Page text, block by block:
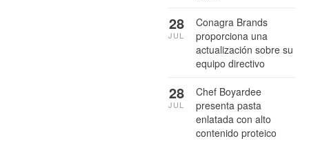
Conagra Brands
proporciona una
actualización sobre su
equipo directivo
28
JUL
Chef Boyardee
presenta pasta
enlatada con alto
contenido proteico
28
JUL